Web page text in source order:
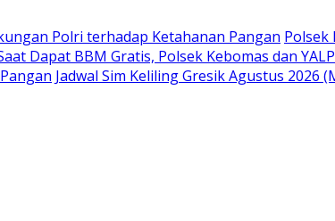
Polri terhadap Ketahanan Pangan Polsek
Dapat BBM Gratis, Polsek Kebomas dan
Jadwal Sim Keliling Gresik Agustus 2026